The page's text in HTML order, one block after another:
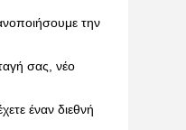
την
σας, νέο
έναν διεθνή